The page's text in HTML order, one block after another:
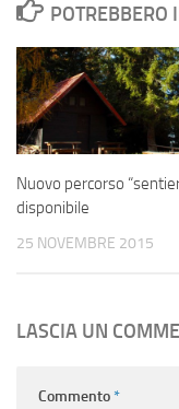
POTREBBERO
Nuovo percorso
disponibile
25 NOVEMBRE 2015
LASCIA UN
Commento*